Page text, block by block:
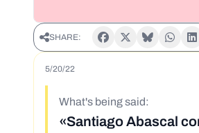
SHARE:
5/20/22
What's being said:
«Santiago Abascal